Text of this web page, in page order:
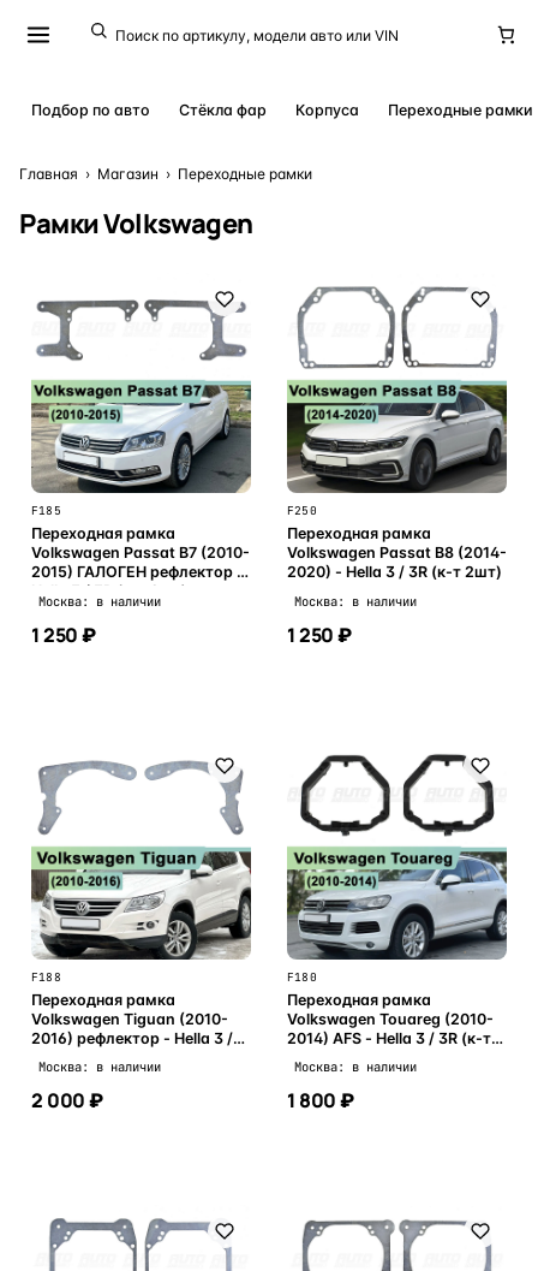
Подбор по авто Стёкла фар Корпуса Переходные рамки
Главная › Магазин › Переходные рамки
Рамки Volkswagen
F185
Переходная рамка
Volkswagen Passat B7 (2010-
2015) ГАЛОГЕН рефлектор -
Hella 3 / 3R (к-т 2шт)
Москва: в наличии
1 250 ₽
F250
Переходная рамка
Volkswagen Passat B8 (2014-
2020) - Hella 3 / 3R (к-т 2шт)
Москва: в наличии
1 250 ₽
F188
Переходная рамка
Volkswagen Tiguan (2010-
2016) рефлектор - Hella 3 /
Москва: в наличии
2 000 ₽
F180
Переходная рамка
Volkswagen Touareg (2010-
2014) AFS - Hella 3 / 3R (к-т
Москва: в наличии
1 800 ₽